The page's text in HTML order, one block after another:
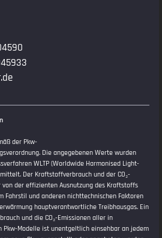
der Pkw-
Die angegebenen Werte wurden
WLTP (Worldwide Harmonised Light-
Der Kraftstoffverbrauch und der CO₂-
von der effizienten Ausnutzung des Kraftstoffs
Fahrstil und anderen nichttechnischen Faktoren
hauptverantwortliche Treibhausgas. Ein
und die CO₂-Emissionen aller in
Pkw-Modelle ist unentgeltlich einsehbar an jedem